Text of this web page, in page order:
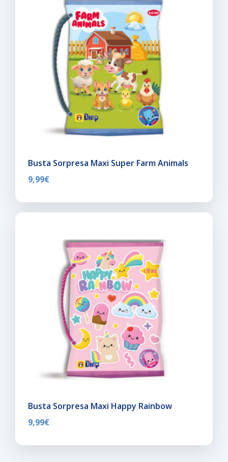
Busta Sorpresa Maxi Super Farm Animals
9,99€
Busta Sorpresa Maxi Happy Rainbow
9,99€